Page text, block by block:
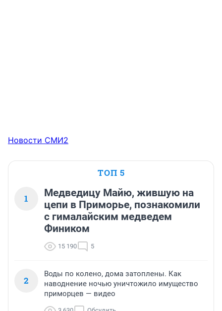
Новости СМИ2
ТОП 5
1
Медведицу Майю, жившую на
цепи в Приморье, познакомили
с гималайским медведем
Фиником
15 190 5
2
Воды по колено, дома затоплены. Как
наводнение ночью уничтожило имущество
приморцев — видео